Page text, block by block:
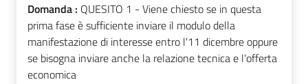
Domanda : QUESITO 1 - Viene chiesto se in questa
prima fase è sufficiente inviare il modulo della
manifestazione di interesse entro l'11 dicembre oppure
se bisogna inviare anche la relazione tecnica e l'offerta
economica